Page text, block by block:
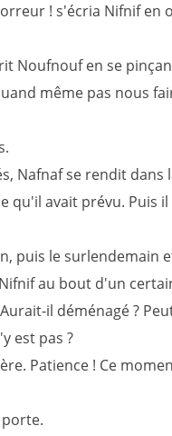
! s'écria Nifnif en
Noufnouf en se
même pas nous
Nafnaf se rendit dans
qu'il avait prévu. Puis
puis le surlendemain
au bout d'un
il déménagé ?
est pas ?
Patience ! Ce